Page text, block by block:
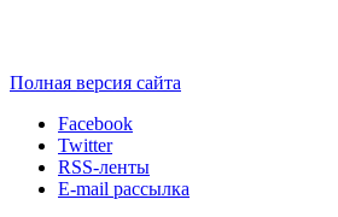
Полная версия сайта
Facebook
Twitter
RSS-ленты
E-mail рассылка